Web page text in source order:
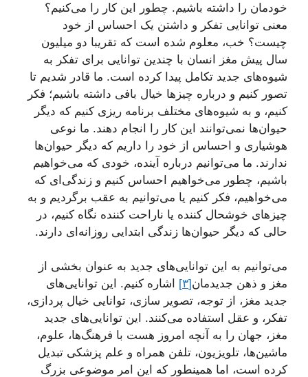
خودمان را داشته باشیم. چطور این کار را می‌کنیم؟
معنی توانایی تفکر و داشتن یک احساس از خود
چیست؟ خب، معلوم شده است که تقریبا دو میلیون
سال پیش مغز انسان با چندین توانایی برای تفکر به
شیوه‌های جدید تکامل پیدا کرده است. ما قادر شدیم تا
تصور کنیم و درباره چیزها خیال بافی داشته باشیم؛ فکر
کنیم، و به شیوه‌های مختلف برنامه ریزی کنیم که دیگر
حیوان‌ها نمی‌توانند این کار را انجام دهند. ما نوعی
هوشیاری و احساس از خود را داریم که دیگر حیوان‌ها
ندارند. ما می‌توانیم درباره آینده، خودی که می‌خواهیم
باشیم، چطور می‌خواهیم احساس کنیم و زندگی‌ای که
می‌خواهیم، فکر کنیم یا می‌توانیم به عقب برگردیم و به
چیزهای خوشحال کننده یا ناراحت کننده نگاه کنیم، در
حالی که دیگر حیوان‌ها زندگی ابتدایی روزانه‌ای دارند.
می‌توانیم به این توانایی‌های جدید به عنوان بخشی از
مغز و ذهن جدیدمان[۳]
اشاره کنیم. این توانایی‌های
جدید مغز، از توجه، تصویر سازی، توانایی خیال پردازی،
تفکر، و عقل استفاده می‌کنند. این توانایی‌های جدید
مغز، جهان را به آنچه امروز هست با فرهنگ‌ها، علوم،
ماشین‌ها، تلویزیون، تلفن همراه و علم پزشکی تبدیل
کرده است، اما همینطور که این امر موضوعی بزرگ